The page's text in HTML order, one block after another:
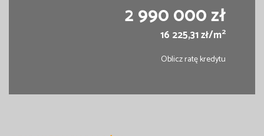
2 990 000 zł
16 225,31 zł/m2
Oblicz ratę kredytu